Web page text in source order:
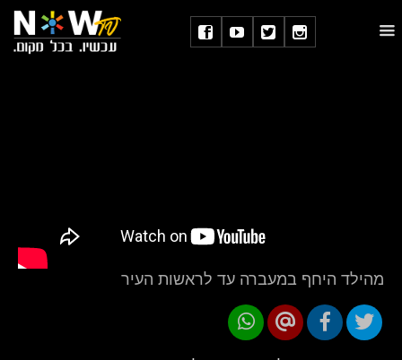
מהילד היחף במעברה עד לראשות העיר